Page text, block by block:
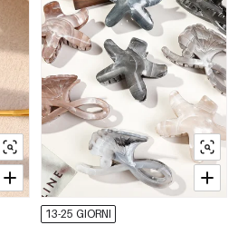
13-25 GIORNI